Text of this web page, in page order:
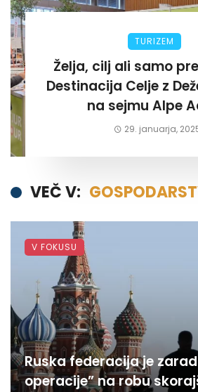
TURIZEM
Želja, cilj ali samo
Destinacija Celje z
na sejmu Alpe
29. januarja,
VEČ V:
Ruska federacija je
operacije” na robu
V FOKUSU